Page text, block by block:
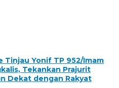
Tinjau Yonif TP 952/Imam
Tekankan Prajurit
Dekat dengan Rakyat